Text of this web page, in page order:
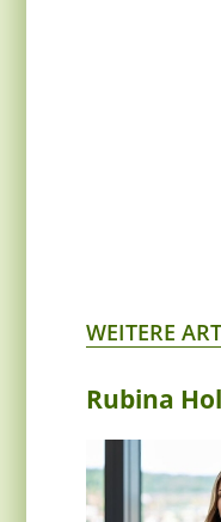
WEITERE
Rubina